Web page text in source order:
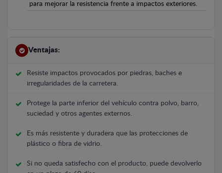
para mejorar la resistencia frente a impactos exteriores.
Ventajas:
Resiste impactos provocados por piedras, baches e
irregularidades de la carretera.
Protege la parte inferior del vehículo contra polvo, barro,
suciedad y otros agentes externos.
Es más resistente y duradera que las protecciones de
plástico o fibra de vidrio.
Si no queda satisfecho con el producto, puede devolverlo